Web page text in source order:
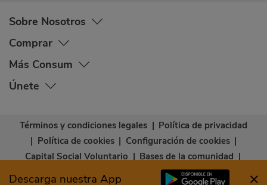
Sobre Nosotros
Comprar
Más Consum
Únete
Descarga nuestra App
Términos y condiciones legales | Política de privacidad
| Política de cookies | Configuración de cookies |
Capital Social Voluntario | Bases de la comunidad |
Declaración de accesibilidad